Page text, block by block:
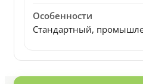
Особенности
Стандартный,